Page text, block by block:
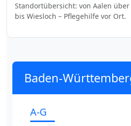
Standortübersicht: von Aalen
bis Wiesloch – Pflegehilfe vor Ort.
Baden-
A-G